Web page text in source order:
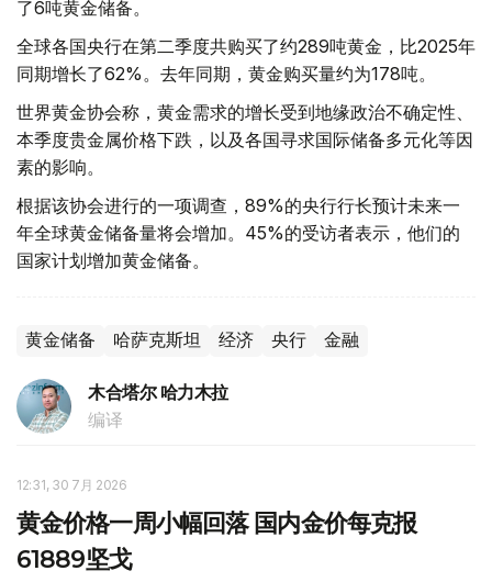
了6吨黄金储备。
全球各国央行在第二季度共购买了约289吨黄金，比2025年
同期增长了62%。去年同期，黄金购买量约为178吨。
世界黄金协会称，黄金需求的增长受到地缘政治不确定性、
本季度贵金属价格下跌，以及各国寻求国际储备多元化等因
素的影响。
根据该协会进行的一项调查，89%的央行行长预计未来一
年全球黄金储备量将会增加。45%的受访者表示，他们的
国家计划增加黄金储备。
黄金储备 哈萨克斯坦 经济 央行 金融
木合塔尔 哈力木拉
编译
12:31, 30 7月 2026
黄金价格一周小幅回落 国内金价每克报
61889坚戈